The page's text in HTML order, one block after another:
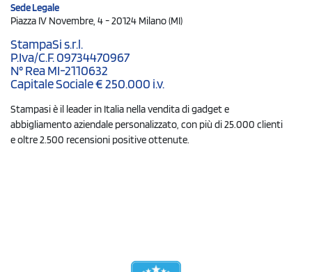
Sede Legale
Piazza IV Novembre, 4 - 20124 Milano (MI)
StampaSi s.r.l.
P.Iva/C.F. 09734470967
N° Rea MI-2110632
Capitale Sociale € 250.000 i.v.
Stampasi è il leader in Italia nella vendita di gadget e
abbigliamento aziendale personalizzato, con più di 25.000 clienti
e oltre 2.500 recensioni positive ottenute.